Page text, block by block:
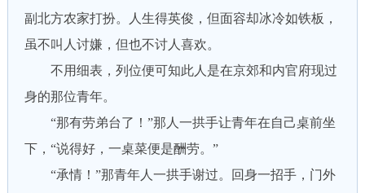
副北方农家打扮。人生得英俊，但面容却冰冷如铁板，
虽不叫人讨嫌，但也不讨人喜欢。
不用细表，列位便可知此人是在京郊和内官府现过
身的那位青年。
“那有劳弟台了！”那人一拱手让青年在自己桌前坐
下，“说得好，一桌菜便是酬劳。”
“承情！”那青年人一拱手谢过。回身一招手，门外